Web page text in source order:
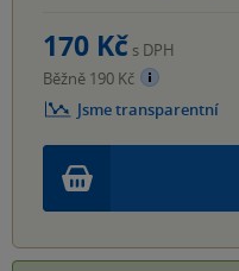
170 Kč s DPH
Běžně 190 Kč
Jsme transparentní